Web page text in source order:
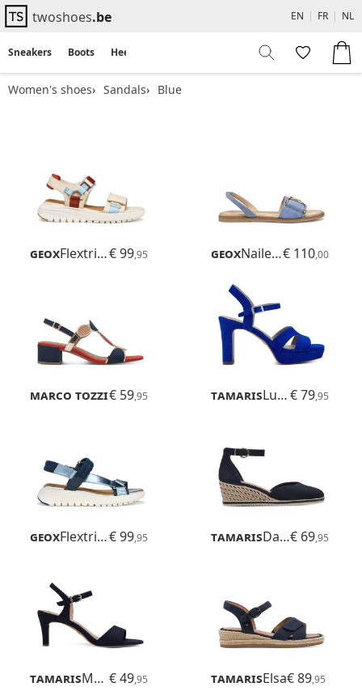
twoshoes.be EN | FR | NL
Sneakers Boots Heels
Women's shoes Sandals Blue
Geox Flextride S€ 99,95 Geox Naileen€ 110,00
Marco Tozzi Hecho
€ 59,95 Tamaris Luzie€ 79,95
Geox Flextride S€ 99,95 Tamaris Dajana€ 69,95
Tamaris Meliah € 49,95 TamarisElsa€ 89,95